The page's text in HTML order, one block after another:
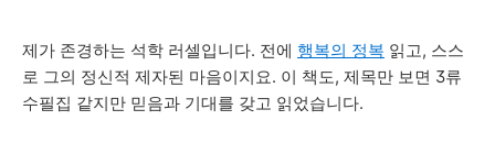
제가 존경하는 석학 러셀입니다. 전에 행복의 정복 읽고, 스스
로 그의 정신적 제자된 마음이지요. 이 책도, 제목만 보면 3류
수필집 같지만 믿음과 기대를 갖고 읽었습니다.